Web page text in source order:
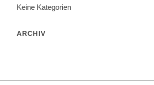
Keine Kategorien
ARCHIV